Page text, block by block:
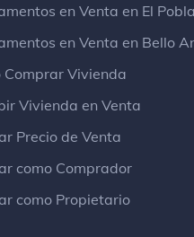
en Venta en El
en Venta en Bello
Comprar Vivienda
Vivienda en Venta
Precio de Venta
como Comprador
como Propietario